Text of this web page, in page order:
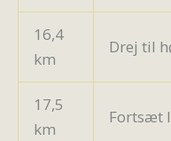
16,4
km
Drej til
17,5
km
Fortsæt